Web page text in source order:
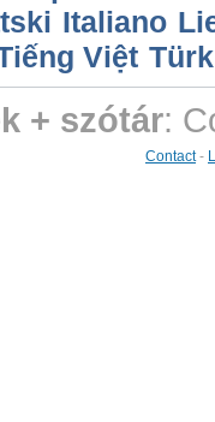
Italiano
Việt
+ szótár:
Contact-